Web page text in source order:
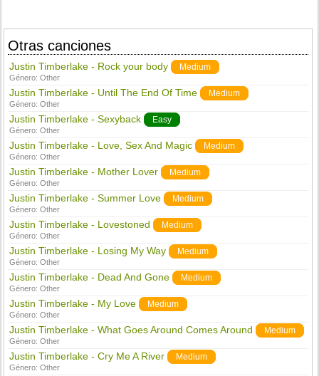
Otras canciones
Justin Timberlake - Rock your body Medium
Género:Other
Justin Timberlake - Until The End Of Time Medium
Género:Other
Justin Timberlake - Sexyback Easy
Género:Other
Justin Timberlake - Love, Sex And Magic Medium
Género:Other
Justin Timberlake - Mother Lover Medium
Género:Other
Justin Timberlake - Summer Love Medium
Género:Other
Justin Timberlake - Lovestoned Medium
Género:Other
Justin Timberlake - Losing My Way Medium
Género:Other
Justin Timberlake - Dead And Gone Medium
Género:Other
Justin Timberlake - My Love Medium
Género:Other
Justin Timberlake - What Goes Around Comes Around Medium
Género:Other
Justin Timberlake - Cry Me A River Medium
Género:Other